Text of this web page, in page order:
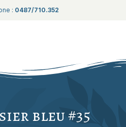
: 0487/710.352
bleu #35